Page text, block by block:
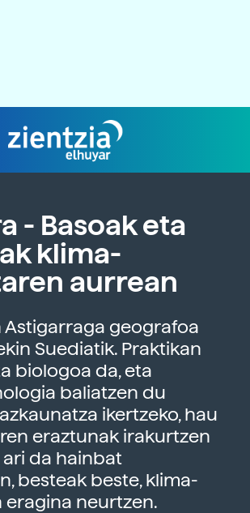
- Basoak eta
klima-
aurrean
Astigarraga geografoa
Suediatik. Praktikan
biologoa da, eta
baliatzen du
ikertzeko, hau
eraztunak irakurtzen
da hainbat
besteak beste, klima-
eragina neurtzen.